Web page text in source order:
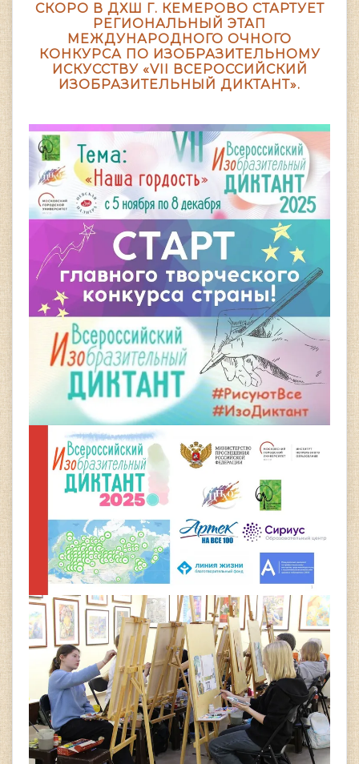
СКОРО В ДХШ Г. КЕМЕРОВО СТАРТУЕТ
РЕГИОНАЛЬНЫЙ ЭТАП
МЕЖДУНАРОДНОГО ОЧНОГО
КОНКУРСА ПО ИЗОБРАЗИТЕЛЬНОМУ
ИСКУССТВУ «VII ВСЕРОССИЙСКИЙ
ИЗОБРАЗИТЕЛЬНЫЙ ДИКТАНТ».